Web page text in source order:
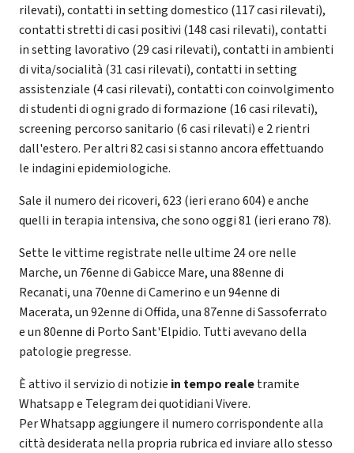
rilevati), contatti in setting domestico (117 casi rilevati),
contatti stretti di casi positivi (148 casi rilevati), contatti
in setting lavorativo (29 casi rilevati), contatti in ambienti
di vita/socialità (31 casi rilevati), contatti in setting
assistenziale (4 casi rilevati), contatti con coinvolgimento
di studenti di ogni grado di formazione (16 casi rilevati),
screening percorso sanitario (6 casi rilevati) e 2 rientri
dall'estero. Per altri 82 casi si stanno ancora effettuando
le indagini epidemiologiche.
Sale il numero dei ricoveri, 623 (ieri erano 604) e anche
quelli in terapia intensiva, che sono oggi 81 (ieri erano 78).
Sette le vittime registrate nelle ultime 24 ore nelle
Marche, un 76enne di Gabicce Mare, una 88enne di
Recanati, una 70enne di Camerino e un 94enne di
Macerata, un 92enne di Offida, una 87enne di Sassoferrato
e un 80enne di Porto Sant'Elpidio. Tutti avevano della
patologie pregresse.
È attivo il servizio di notizie in tempo realetramite
Whatsapp e Telegram dei quotidiani Vivere.
Per Whatsapp aggiungere il numero corrispondente alla
città desiderata nella propria rubrica ed inviare allo stesso